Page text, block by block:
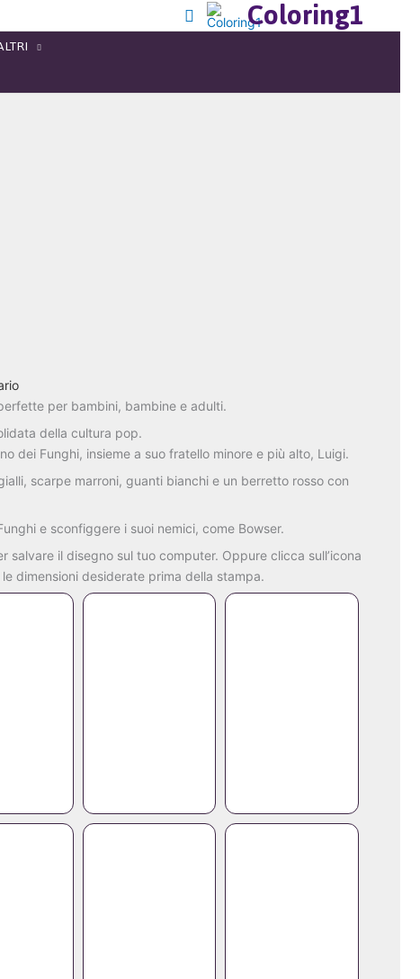
Coloring1
per bambini, bambinee adulti.
dellacultura pop.
dei Funghi, insieme a suofratello minoree più alto, Luigi.
, scarpe marroni,guanti bianchi e un berretto rosso con
e sconfiggere i suoi nemici,come Bowser.
salvare ildisegno sultuocomputer. Oppureclicca sull’icona
ledimensionidesiderate primadella stampa.